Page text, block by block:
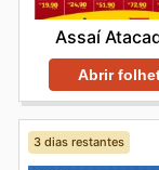
Assaí
Abrir
3 dias restantes